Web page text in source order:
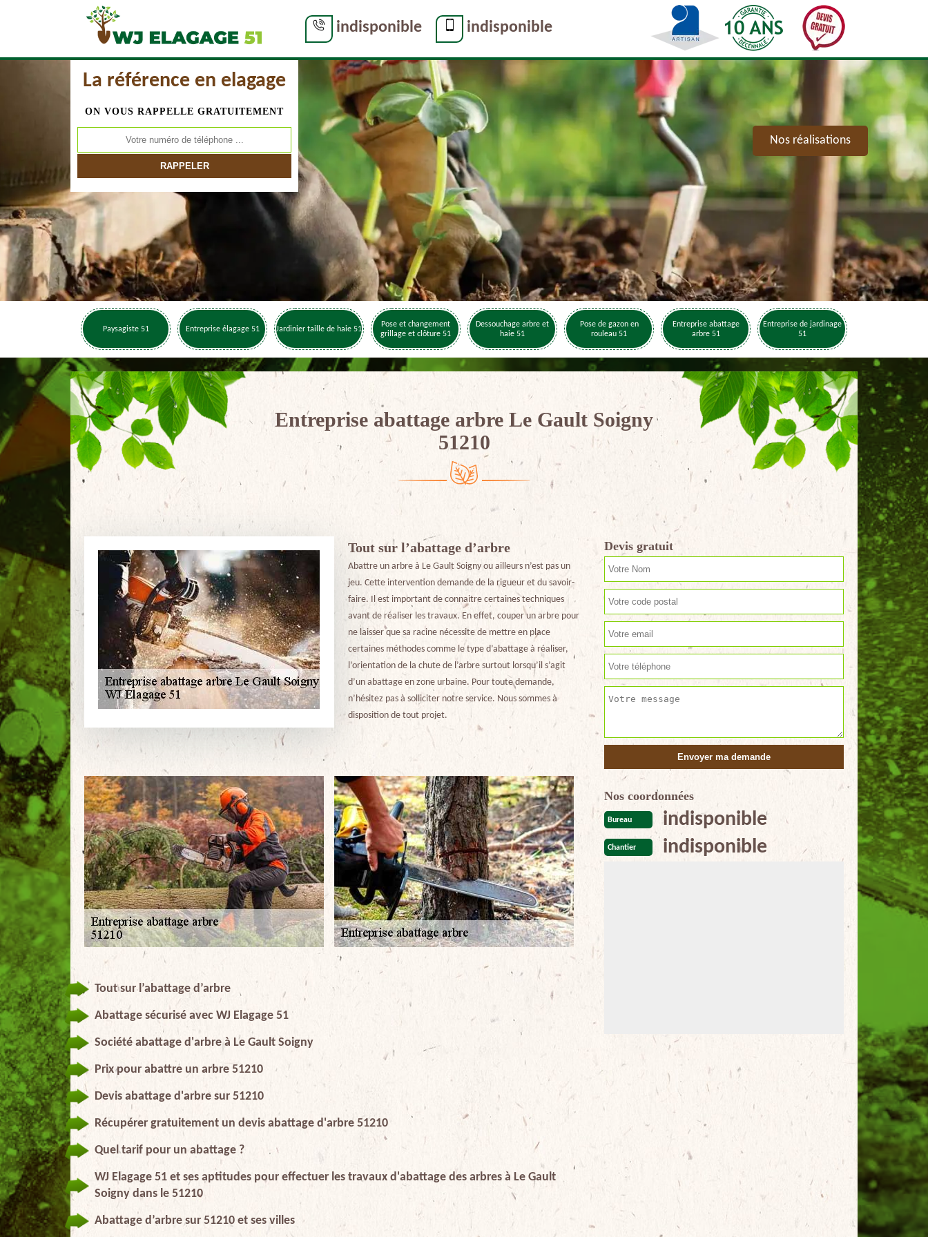
indisponible indisponible
La référence en elagage
ON VOUS RAPPELLE GRATUITEMENT
Nos réalisations
Paysagiste 51 Entreprise élagage 51 Jardinier taille de haie 51
Pose et changement
grillage et clôture 51
Dessouchage arbre et
haie 51
Pose de gazon en
rouleau 51
Entreprise abattage
arbre 51
Entreprise de jardinage
51
Entreprise abattage arbre Le Gault Soigny
51210
Tout sur l’abattage d’arbre
Abattre un arbre à Le Gault Soigny ou ailleurs n’est pas un
jeu. Cette intervention demande de la rigueur et du savoir-
faire. Il est important de connaitre certaines techniques
avant de réaliser les travaux. En effet, couper un arbre pour
ne laisser que sa racine nécessite de mettre en place
certaines méthodes comme le type d’abattage à réaliser,
l’orientation de la chute de l’arbre surtout lorsqu’il s’agit
d’un abattage en zone urbaine. Pour toute demande,
n’hésitez pas à solliciter notre service. Nous sommes à
disposition de tout projet.
Tout sur l’abattage d’arbre
Abattage sécurisé avec WJ Elagage 51
Société abattage d'arbre à Le Gault Soigny
Prix pour abattre un arbre 51210
Devis abattage d'arbre sur 51210
Récupérer gratuitement un devis abattage d'arbre 51210
Quel tarif pour un abattage ?
WJ Elagage 51 et ses aptitudes pour effectuer les travaux d'abattage des arbres à Le Gault
Soigny dans le 51210
Abattage d’arbre sur 51210 et ses villes
Devis gratuit
Nos coordonnées
Bureau indisponible
Chantier indisponible